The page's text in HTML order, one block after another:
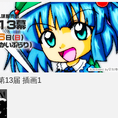
13届 插画1